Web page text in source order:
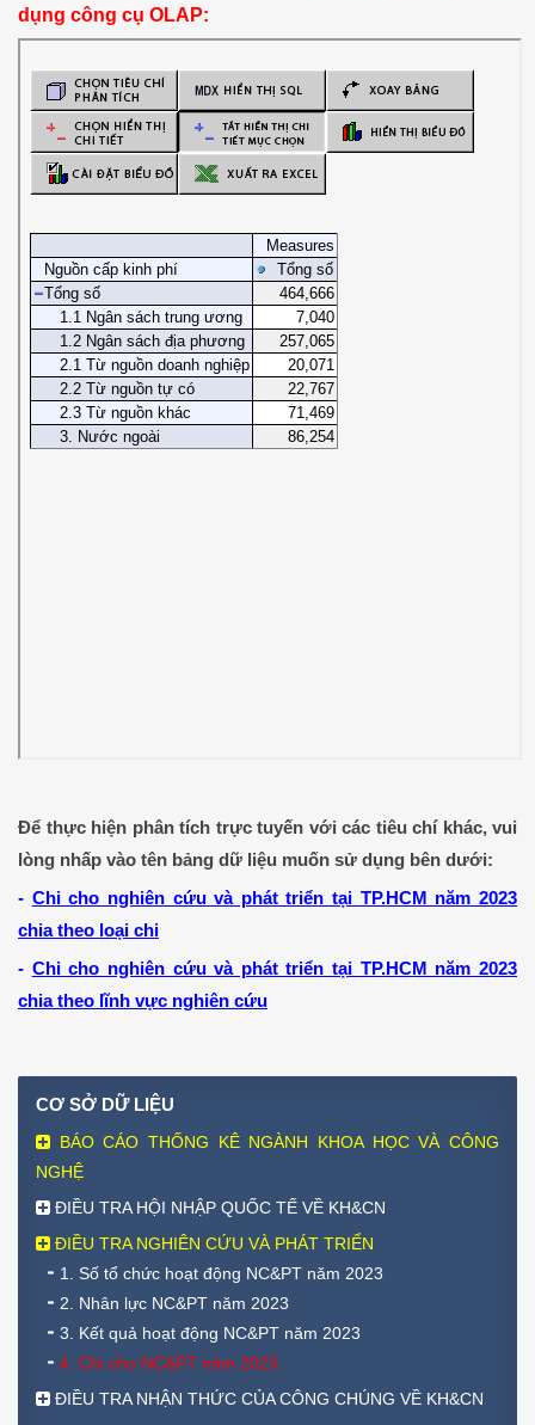
dụng công cụ OLAP:
Để thực hiện phân tích trực tuyến với các tiêu chí khác, vui
lòng nhấp vào tên bảng dữ liệu muốn sử dụng bên dưới:
- Chi cho nghiên cứu và phát triển tại TP.HCM năm 2023
chia theo loại chi
- Chi cho nghiên cứu và phát triển tại TP.HCM năm 2023
chia theo lĩnh vực nghiên cứu
CƠ SỞ DỮ LIỆU
BÁO CÁO THỐNG KÊ NGÀNH KHOA HỌC VÀ CÔNG
NGHỆ
ĐIỀU TRA HỘI NHẬP QUỐC TẾ VỀ KH&CN
ĐIỀU TRA NGHIÊN CỨU VÀ PHÁT TRIỂN
1. Số tổ chức hoạt động NC&PT năm 2023
2. Nhân lực NC&PT năm 2023
3. Kết quả hoạt động NC&PT năm 2023
4. Chi cho NC&PT năm 2023
ĐIỀU TRA NHẬN THỨC CỦA CÔNG CHÚNG VỀ KH&CN